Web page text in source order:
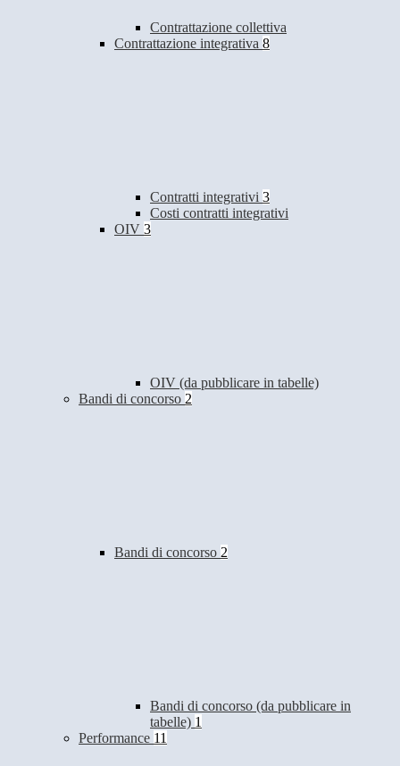
Contrattazione collettiva
Contrattazione integrativa 8
Contratti integrativi 3
Costi contratti integrativi
OIV 3
OIV (da pubblicare in tabelle)
Bandi di concorso 2
Bandi di concorso 2
Bandi di concorso (da pubblicare in
tabelle) 1
Performance 11